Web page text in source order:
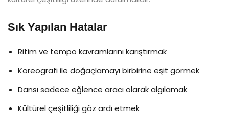
Sık Yapılan Hatalar
Ritim ve tempo kavramlarını karıştırmak
Koreografi ile doğaçlamayı birbirine eşit görmek
Dansı sadece eğlence aracı olarak algılamak
Kültürel çeşitliliği göz ardı etmek